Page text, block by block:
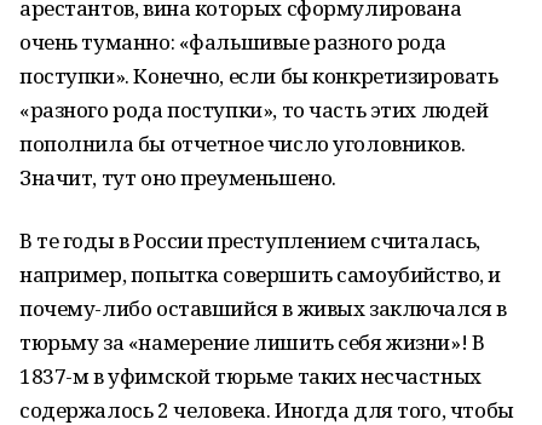
арестантов, вина которых сформулирована
очень туманно: «фальшивые разного рода
поступки». Конечно, если бы конкретизировать
«разного рода поступки», то часть этих людей
пополнила бы отчетное число уголовников.
Значит, тут оно преуменьшено.
В те годы в России преступлением считалась,
например, попытка совершить самоубийство, и
почему-либо оставшийся в живых заключался в
тюрьму за «намерение лишить себя жизни»! В
1837-м в уфимской тюрьме таких несчастных
содержалось 2 человека. Иногда для того, чтобы